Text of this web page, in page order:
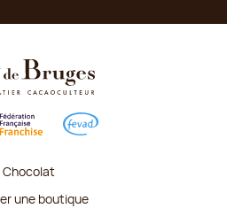
Chocolat
une boutique